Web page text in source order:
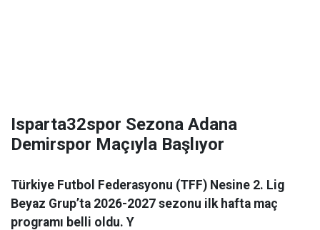
Isparta32spor Sezona Adana
Demirspor Maçıyla Başlıyor
Türkiye Futbol Federasyonu (TFF) Nesine 2. Lig
Beyaz Grup’ta 2026-2027 sezonu ilk hafta maç
programı belli oldu. Y